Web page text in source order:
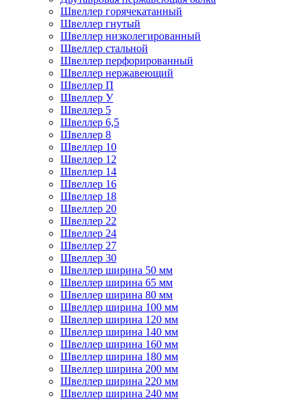
Швеллер горячекатанный
Швеллер гнутый
Швеллер низколегированный
Швеллер стальной
Швеллер перфорированный
Швеллер нержавеющий
Швеллер П
Швеллер У
Швеллер 5
Швеллер 6,5
Швеллер 8
Швеллер 10
Швеллер 12
Швеллер 14
Швеллер 16
Швеллер 18
Швеллер 20
Швеллер 22
Швеллер 24
Швеллер 27
Швеллер 30
Швеллер ширина 50 мм
Швеллер ширина 65 мм
Швеллер ширина 80 мм
Швеллер ширина 100 мм
Швеллер ширина 120 мм
Швеллер ширина 140 мм
Швеллер ширина 160 мм
Швеллер ширина 180 мм
Швеллер ширина 200 мм
Швеллер ширина 220 мм
Швеллер ширина 240 мм